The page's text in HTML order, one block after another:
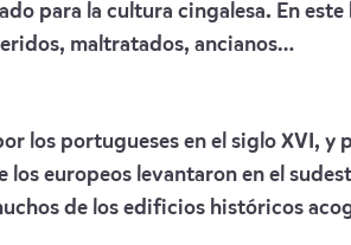
para la cultura cingalesa. En
maltratados, ancianos…
los portugueses en el siglo XVI,
europeos levantaron en el
de los edificios históricos